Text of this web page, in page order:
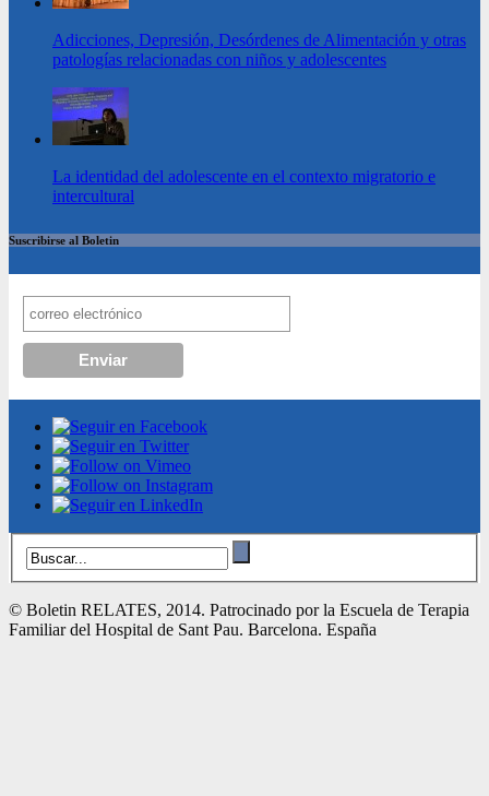
Adicciones, Depresión, Desórdenes de Alimentación y otras
patologías relacionadas con niños y adolescentes
La identidad del adolescente en el contexto migratorio e
intercultural
Suscribirse al Boletin
© Boletin RELATES, 2014. Patrocinado por la Escuela de Terapia
Familiar del Hospital de Sant Pau. Barcelona. España